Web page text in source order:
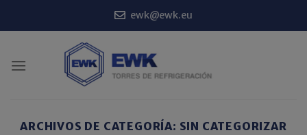
ewk@ewk.eu
ARCHIVOS DE CATEGORÍA: SIN CATEGORIZAR